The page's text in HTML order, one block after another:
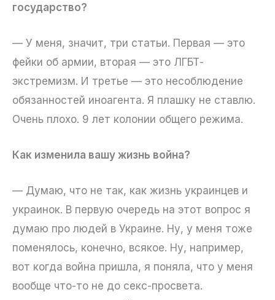
государство?
— У меня, значит, три статьи. Первая — это
фейки об армии, вторая — это ЛГБТ-
экстремизм. И третье — это несоблюдение
обязанностей иноагента. Я плашку не ставлю.
Очень плохо. 9 лет колонии общего режима.
Как изменила вашу жизнь война?
— Думаю, что не так, как жизнь украинцев и
украинок. В первую очередь на этот вопрос я
думаю про людей в Украине. Ну, у меня тоже
поменялось, конечно, всякое. Ну, например,
вот когда война пришла, я поняла, что у меня
вообще что-то не до секс-просвета.